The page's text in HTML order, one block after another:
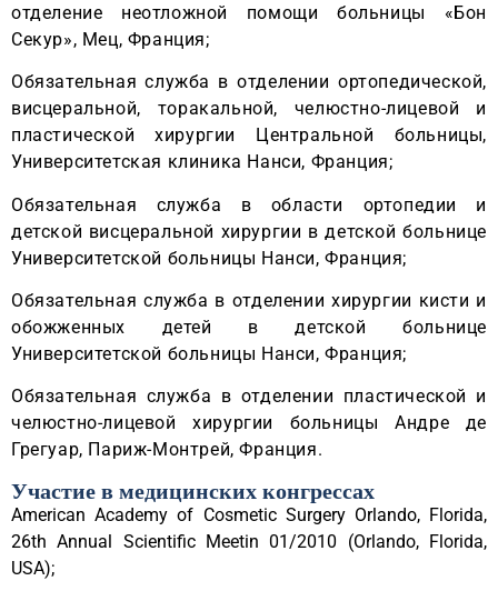
отделение неотложной помощи больницы «Бон
Секур», Мец, Франция;
Обязательная служба в отделении ортопедической,
висцеральной, торакальной, челюстно-лицевой и
пластической хирургии Центральной больницы,
Университетская клиника Нанси, Франция;
Обязательная служба в области ортопедии и
детской висцеральной хирургии в детской больнице
Университетской больницы Нанси, Франция;
Обязательная служба в отделении хирургии кисти и
обожженных детей в детской больнице
Университетской больницы Нанси, Франция;
Обязательная служба в отделении пластической и
челюстно-лицевой хирургии больницы Андре де
Грегуар, Париж-Монтрей, Франция.
Участие в медицинских конгрессах
American Academy of Cosmetic Surgery Orlando, Florida,
26th Annual Scientific Meetin 01/2010 (Orlando, Florida,
USA);